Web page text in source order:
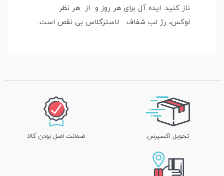
ناز کنید. ایده آل برای هر روز و از هر نظر
لوکس، رژ لب شفاف لاسترگلاس بی نقص است.
تحویل اکسپرس ضمانت اصل بودن کالا